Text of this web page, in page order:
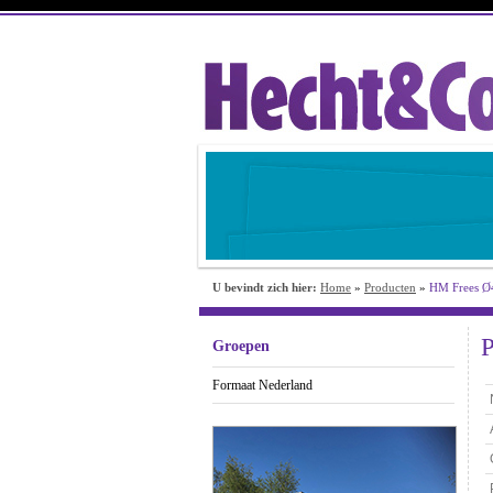
U bevindt zich hier: Home » Producten » HM Frees
Groepen
Formaat Nederland